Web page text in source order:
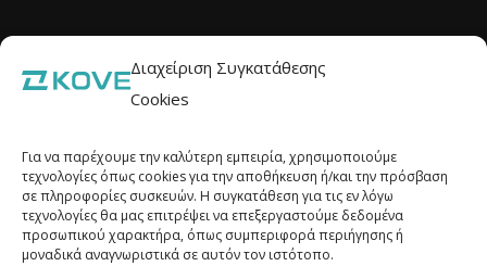
Διαχείριση Συγκατάθεσης
Cookies
Για να παρέχουμε την καλύτερη εμπειρία, χρησιμοποιούμε
τεχνολογίες όπως cookies για την αποθήκευση ή/και την πρόσβαση
σε πληροφορίες συσκευών. Η συγκατάθεση για τις εν λόγω
τεχνολογίες θα μας επιτρέψει να επεξεργαστούμε δεδομένα
προσωπικού χαρακτήρα, όπως συμπεριφορά περιήγησης ή
μοναδικά αναγνωριστικά σε αυτόν τον ιστότοπο.
ΓΚΟΡΓΚΟΛΗΣ Α.Ε. | Γ.Ε.ΜΗ. 10110253000 | kovemoto.gr
Πολιτική Cookies (ΕΕ)